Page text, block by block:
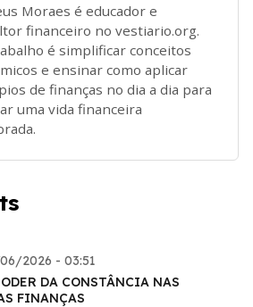
Moraes é educador e
financeiro no vestiario.org.
é simplificar conceitos
e ensinar como aplicar
de finanças no dia a dia para
uma vida financeira
2026 - 03:51
DA CONSTÂNCIA NAS
FINANÇAS